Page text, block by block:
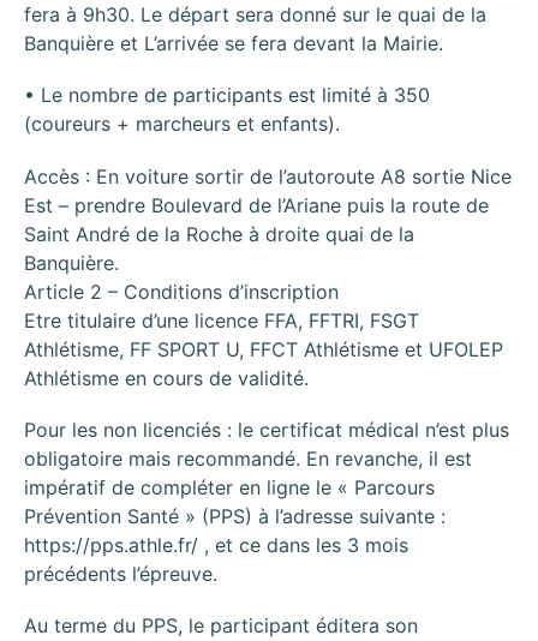
fera à 9h30. Le départ sera donné sur le quai de la
Banquière et L’arrivée se fera devant la Mairie.
• Le nombre de participants est limité à 350
(coureurs + marcheurs et enfants).
Accès : En voiture sortir de l’autoroute A8 sortie Nice
Est – prendre Boulevard de l’Ariane puis la route de
Saint André de la Roche à droite quai de la
Banquière.
Article 2 – Conditions d’inscription
Etre titulaire d’une licence FFA, FFTRI, FSGT
Athlétisme, FF SPORT U, FFCT Athlétisme et UFOLEP
Athlétisme en cours de validité.
Pour les non licenciés : le certificat médical n’est plus
obligatoire mais recommandé. En revanche, il est
impératif de compléter en ligne le « Parcours
Prévention Santé » (PPS) à l’adresse suivante :
https://pps.athle.fr/ , et ce dans les 3 mois
précédents l’épreuve.
Au terme du PPS, le participant éditera son